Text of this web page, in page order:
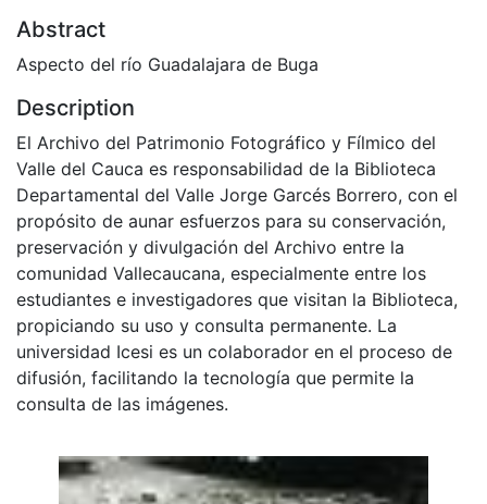
Abstract
Aspecto del río Guadalajara de Buga
Description
El Archivo del Patrimonio Fotográfico y Fílmico del
Valle del Cauca es responsabilidad de la Biblioteca
Departamental del Valle Jorge Garcés Borrero, con el
propósito de aunar esfuerzos para su conservación,
preservación y divulgación del Archivo entre la
comunidad Vallecaucana, especialmente entre los
estudiantes e investigadores que visitan la Biblioteca,
propiciando su uso y consulta permanente. La
universidad Icesi es un colaborador en el proceso de
difusión, facilitando la tecnología que permite la
consulta de las imágenes.